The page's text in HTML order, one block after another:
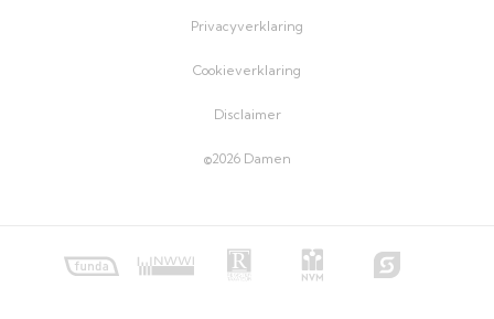
©2026 Damen
Privacyverklaring
Cookieverklaring
Disclaimer